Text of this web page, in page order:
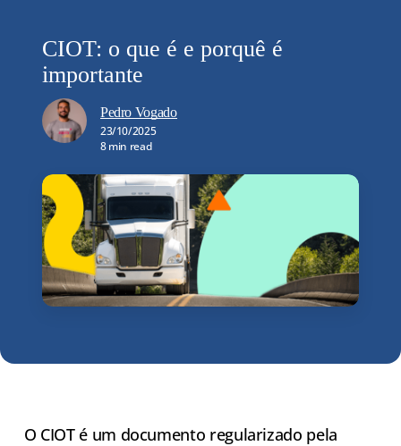
CIOT: o que é e porquê é
importante
Pedro Vogado
23/10/2025
8 min read
O CIOT é um documento regularizado pela